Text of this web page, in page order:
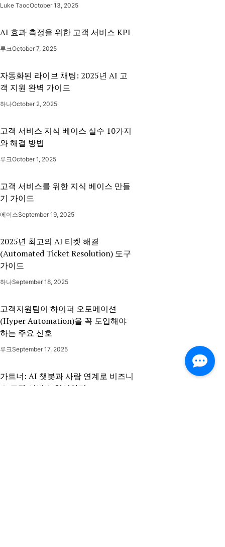
Luke TaocOctober 13, 2025
AI 효과 측정을 위한 고객 서비스 KPI
루크October 7, 2025
자동화된 라이브 채팅: 2025년 AI 고
객 지원 완벽 가이드
하나October 2, 2025
고객 서비스 지식 베이스 실수 10가지
와 해결 방법
루크October 1, 2025
고객 서비스를 위한 지식 베이스 만들
기 가이드
에이스September 19, 2025
2025년 최고의 AI 티켓 해결
(Automated Ticket Resolution) 도구
가이드
하나September 18, 2025
고객지원팀이 하이퍼 오토메이션
(Hyper Automation)을 꼭 도입해야
하는 주요 신호
루크September 17, 2025
가트너: AI 챗봇과 사람 연계로 비즈니
스 고객 서비스 혁신하기